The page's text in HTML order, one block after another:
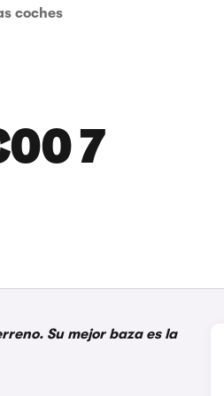
coches
7
Su mejor baza es la